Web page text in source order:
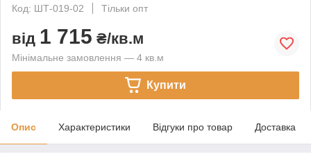
Код: ШТ-019-02
Тільки опт
від 1 715 ₴/кв.м
Мінімальне замовлення — 4 кв.м
Купити
Опис Характеристики Відгуки про товар Доставка